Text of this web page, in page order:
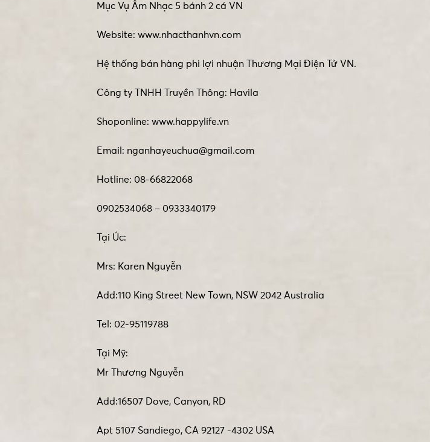
Mục Vụ Âm Nhạc 5 bánh 2 cá VN
Website: www.nhacthanhvn.com
Hệ thống bán hàng phi lợi nhuận Thương Mại Điện Tử VN.
Công ty TNHH Truyền Thông: Havila
Shoponline: www.happylife.vn
Email: nganhayeuchua@gmail.com
Hotline: 08-66822068
0902534068 – 0933340179
Tại Úc:
Mrs: Karen Nguyễn
Add:110 King Street New Town, NSW 2042 Australia
Tel: 02-95119788
Tại Mỹ:
Mr Thương Nguyễn
Add:16507 Dove, Canyon, RD
Apt 5107 Sandiego, CA 92127 -4302 USA